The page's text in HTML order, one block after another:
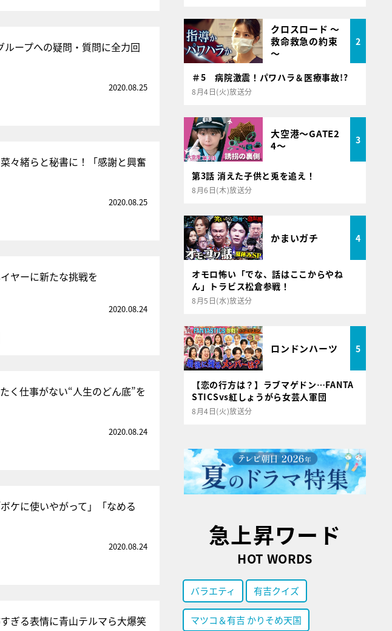
ープへの疑問・質問に全力回
2020.08.25
々緒らと秘書に！「感謝と興奮
2020.08.25
ヤーに新たな挑戦を
2020.08.24
く仕事がない“人生のどん底”を
2020.08.24
ケに使いやがって」「なめる
2020.08.24
ぎる表情に青山テルマら大爆笑
クロスロード ～
救命救急の約束
～
2
＃5 病院激震！パワハラ＆医療事故!?
8月4日(火)放送分
大空港～GATE2
4～
3
第3話 消えた子供と兎を追え！
8月6日(木)放送分
かまいガチ 4
オモロ怖い「でな、話はここからやね
ん」トラビス松倉参戦！
8月5日(水)放送分
ロンドンハーツ 5
【恋の行方は？】ラブマゲドン…FANTA
STICSvs紅しょうがら女芸人軍団
8月4日(火)放送分
急上昇ワード
HOT WORDS
バラエティ 有吉クイズ
マツコ＆有吉 かりそめ天国